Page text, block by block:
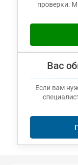
проверки.
Вас
Если вам